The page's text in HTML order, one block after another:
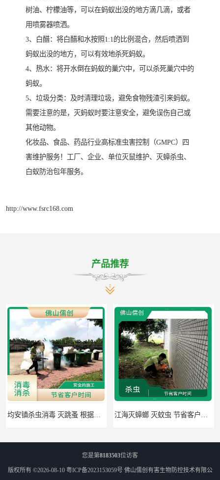
树油、柠檬油等，可以在蚂蚁出没的地方滴几滴，或者
用喷雾器喷洒。
3、白醋：将白醋和水按照1:1的比例混合，然后喷洒到
蚂蚁出没的地方，可以有效地杀死蚂蚁。
4、热水：将开水倒在蚂蚁的巢穴中，可以杀死巢穴中的
蚂蚁。
5、垃圾分类：及时清理垃圾，避免食物残渣引来蚂蚁。
需要注意的是，灭蚂蚁时要注意安全，避免误伤自己或
其他动物。
化妆品、食品、药品行业高标准虫害控制（GMPC）四
害维护服务！工厂、企业、单位灭鼠维护、灭蟑杀虫、
白蚁防治包年服务。
http://www.fsrc168.com
产品推荐
您是第8183503位访客
版权所有 ©2026-08-10 粤ICP备2023153059号 佛山儒创有害生物防控技术有限公